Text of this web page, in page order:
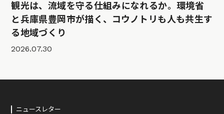
観光は、流域を守る仕組みになれるか。環境省
と兵庫県豊岡市が描く、コウノトリも人も共生す
る地域づくり
2026.07.30
ニュースレター